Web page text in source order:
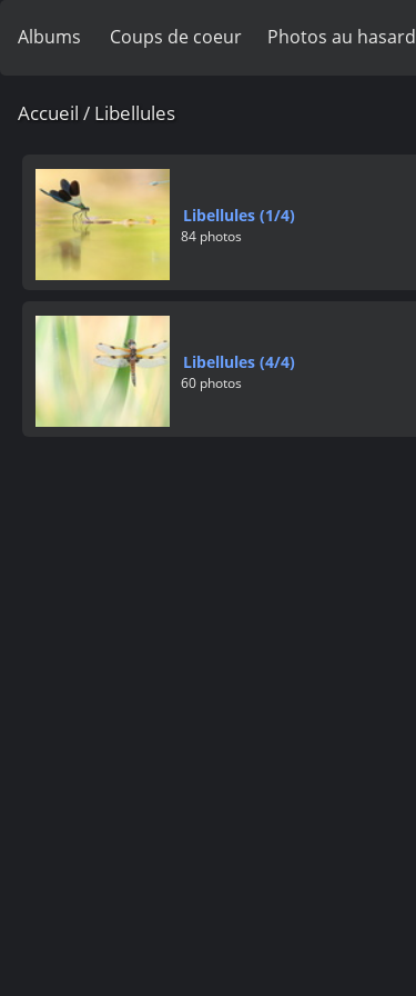
Albums Coups de coeur Photos au hasard
Accueil / Libellules
Libellules (1/4)
84 photos
Libellules (4/4)
60 photos